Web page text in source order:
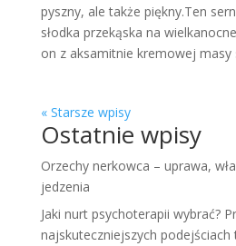
pyszny, ale także piękny.Ten
słodka przekąska na
on z aksamitnie kremowej masy
« Starsze wpisy
Ostatnie wpisy
Orzechy nerkowca – uprawa,
jedzenia
Jaki nurt psychoterapii wybrać?
najskuteczniejszych podejściach